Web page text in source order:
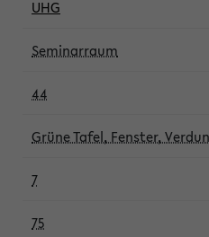
UHG
Seminarraum
44
Grüne Tafel, Fenster,
7
75